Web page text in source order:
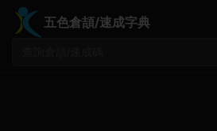
五色倉頡/速成字典